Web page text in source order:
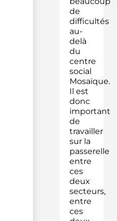
de
difficultés
au-
delà
du
centre
social
Mosaïque.
Il est
donc
important
de
travailler
sur la
passerelle
entre
ces
deux
secteurs,
entre
ces